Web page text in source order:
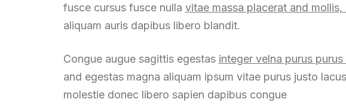
fusce cursus fusce nulla vitae massa placerat and
aliquam auris dapibus libero blandit.
Congue augue sagittis egestas integer velna purus
and egestas magna aliquam ipsum vitae purus justo
molestie donec libero sapien dapibus congue